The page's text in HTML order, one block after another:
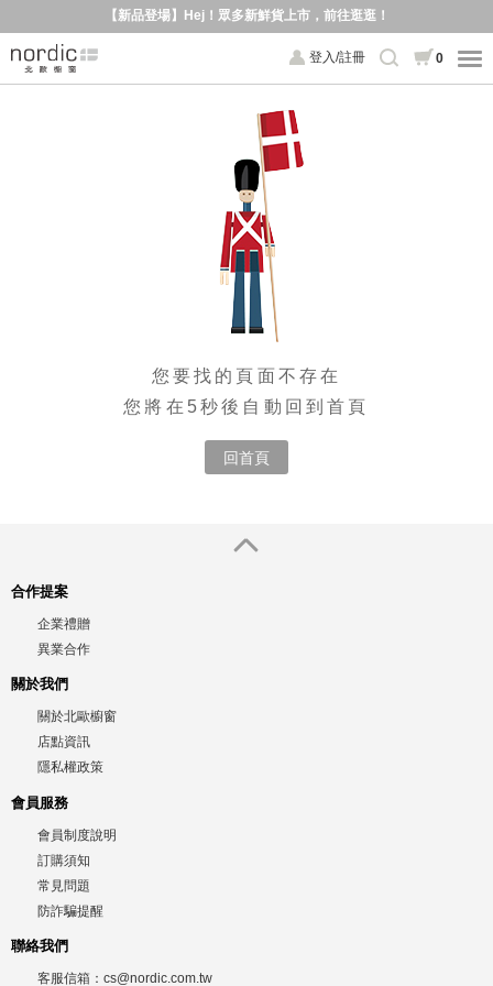
【新品登場】Hej！眾多新鮮貨上市，前往逛逛！
登入/註冊 0
您要找的頁面不存在
您將在5秒後自動回到首頁
回首頁
合作提案
企業禮贈
異業合作
關於我們
關於北歐櫥窗
店點資訊
隱私權政策
會員服務
會員制度說明
訂購須知
常見問題
防詐騙提醒
聯絡我們
客服信箱： cs@nordic.com.tw